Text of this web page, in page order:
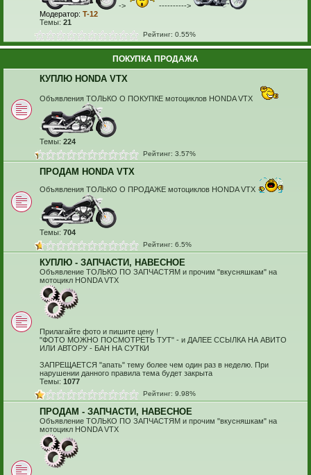
->
---------->
Модератор: T-12
Темы: 21
Рейтинг: 0.55%
ПОКУПКА ПРОДАЖА
КУПЛЮ HONDA VTX
Объявления ТОЛЬКО О ПОКУПКЕ мотоциклов HONDA VTX
Темы: 224
Рейтинг: 3.57%
ПРОДАМ HONDA VTX
Объявления ТОЛЬКО О ПРОДАЖЕ мотоциклов HONDA VTX
Темы: 704
Рейтинг: 6.5%
КУПЛЮ - ЗАПЧАСТИ, НАВЕСНОЕ
Объявление ТОЛЬКО ПО ЗАПЧАСТЯМ и прочим "вкусняшкам" на
мотоцикл HONDA VTX
Прилагайте фото и пишите цену !
"ФОТО МОЖНО ПОСМОТРЕТЬ ТУТ" - и ДАЛЕЕ ССЫЛКА НА АВИТО
ИЛИ АВТОРУ - БАН НА СУТКИ
ЗАПРЕЩАЕТСЯ "апать" тему более чем один раз в неделю. При
нарушении данного правила тема будет закрыта
Темы: 1077
Рейтинг: 9.98%
ПРОДАМ - ЗАПЧАСТИ, НАВЕСНОЕ
Объявление ТОЛЬКО ПО ЗАПЧАСТЯМ и прочим "вкусняшкам" на
мотоцикл HONDA VTX